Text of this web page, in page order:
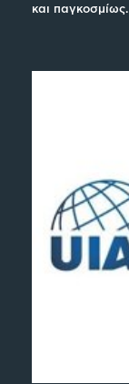
και παγκοσμίως.